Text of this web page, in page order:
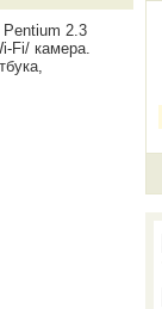
2.3
Fi/ камера.